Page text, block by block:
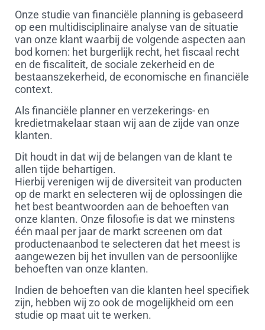
Onze studie van financiële planning is gebaseerd
op een multidisciplinaire analyse van de situatie
van onze klant waarbij de volgende aspecten aan
bod komen: het burgerlijk recht, het fiscaal recht
en de fiscaliteit, de sociale zekerheid en de
bestaanszekerheid, de economische en financiële
context.
Als financiële planner en verzekerings- en
kredietmakelaar staan wij aan de zijde van onze
klanten.
Dit houdt in dat wij de belangen van de klant te
allen tijde behartigen.
Hierbij verenigen wij de diversiteit van producten
op de markt en selecteren wij de oplossingen die
het best beantwoorden aan de behoeften van
onze klanten. Onze filosofie is dat we minstens
één maal per jaar de markt screenen om dat
productenaanbod te selecteren dat het meest is
aangewezen bij het invullen van de persoonlijke
behoeften van onze klanten.
Indien de behoeften van die klanten heel specifiek
zijn, hebben wij zo ook de mogelijkheid om een
studie op maat uit te werken.